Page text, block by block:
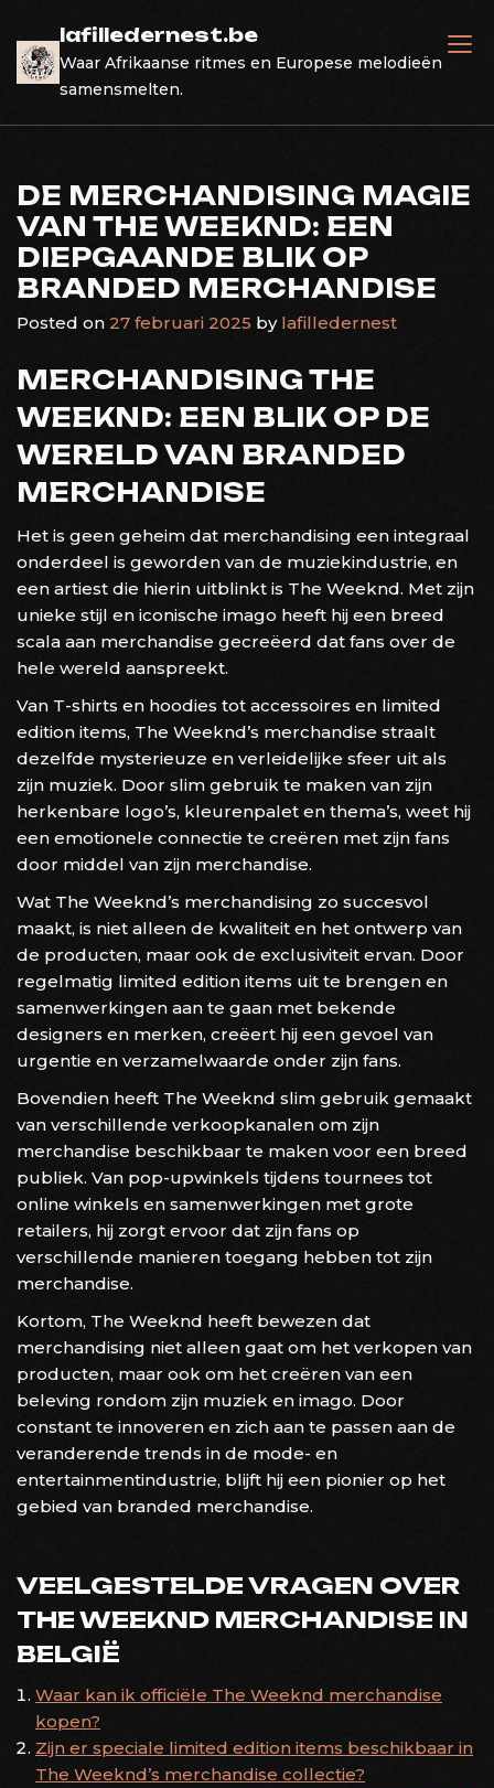
content
lafilledernest.be
Waar Afrikaanse ritmes en Europese melodieën
samensmelten.
DE MERCHANDISING MAGIE
VAN THE WEEKND: EEN
DIEPGAANDE BLIK OP
BRANDED MERCHANDISE
Posted on 27 februari 2025 by lafilledernest
MERCHANDISING THE
WEEKND: EEN BLIK OP DE
WERELD VAN BRANDED
MERCHANDISE
Het is geen geheim dat merchandising een integraal
onderdeel is geworden van de muziekindustrie, en
een artiest die hierin uitblinkt is The Weeknd. Met zijn
unieke stijl en iconische imago heeft hij een breed
scala aan merchandise gecreëerd dat fans over de
hele wereld aanspreekt.
Van T-shirts en hoodies tot accessoires en limited
edition items, The Weeknd’s merchandise straalt
dezelfde mysterieuze en verleidelijke sfeer uit als
zijn muziek. Door slim gebruik te maken van zijn
herkenbare logo’s, kleurenpalet en thema’s, weet hij
een emotionele connectie te creëren met zijn fans
door middel van zijn merchandise.
Wat The Weeknd’s merchandising zo succesvol
maakt, is niet alleen de kwaliteit en het ontwerp van
de producten, maar ook de exclusiviteit ervan. Door
regelmatig limited edition items uit te brengen en
samenwerkingen aan te gaan met bekende
designers en merken, creëert hij een gevoel van
urgentie en verzamelwaarde onder zijn fans.
Bovendien heeft The Weeknd slim gebruik gemaakt
van verschillende verkoopkanalen om zijn
merchandise beschikbaar te maken voor een breed
publiek. Van pop-upwinkels tijdens tournees tot
online winkels en samenwerkingen met grote
retailers, hij zorgt ervoor dat zijn fans op
verschillende manieren toegang hebben tot zijn
merchandise.
Kortom, The Weeknd heeft bewezen dat
merchandising niet alleen gaat om het verkopen van
producten, maar ook om het creëren van een
beleving rondom zijn muziek en imago. Door
constant te innoveren en zich aan te passen aan de
veranderende trends in de mode- en
entertainmentindustrie, blijft hij een pionier op het
gebied van branded merchandise.
VEELGESTELDE VRAGEN OVER
THE WEEKND MERCHANDISE IN
BELGIË
Waar kan ik officiële The Weeknd merchandise
kopen?
Zijn er speciale limited edition items beschikbaar in
The Weeknd’s merchandise collectie?